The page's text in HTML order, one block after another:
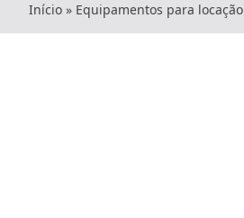
Início » Equipamentos para locação